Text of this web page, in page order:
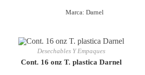
Marca: Darnel
Desechables Y Empaques
Cont. 16 onz T. plastica Darnel